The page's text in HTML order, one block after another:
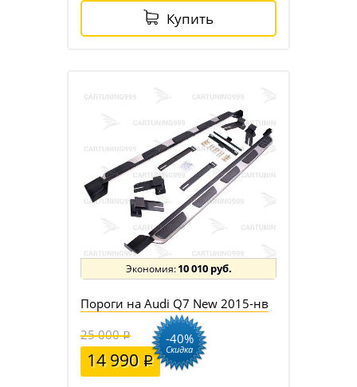
Купить
10 010 руб.
Пороги на Audi Q7 New 2015-нв
25 000
14 990
-40%
Скидка